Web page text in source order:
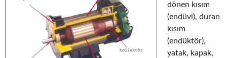
dönen kısım
(endüvi), duran
kısım
(endüktör),
yatak, kapak,